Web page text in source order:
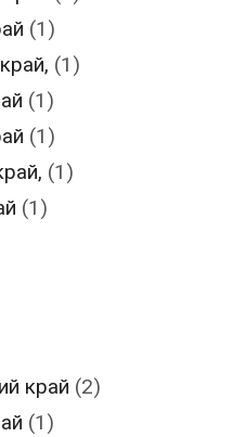
(1)
(1)
(1)
(1)
(1)
(1)
край (2)
(1)